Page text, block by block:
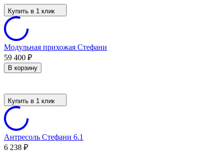
Купить в 1 клик
Модульная прихожая Стефани
59 400 ₽
В корзину
Купить в 1 клик
Антресоль Стефани 6.1
6 238 ₽